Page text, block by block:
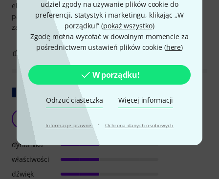
udziel zgody na używanie plików cookie do
preferencji, statystyk i marketingu, klikając „W
porządku!” (pokaż wszystko)
Zgodę można wycofać w dowolnym momencie za
pośrednictwem ustawień plików cookie (here)
W porządku!
Odrzuć ciasteczka Więcej informacji
Informacje prawne · Ochrona danych osobowych
elegancko i wysokiej jakości. Gram na tym rogu od
października i jestem bardzo zadowolony. Gorąco polecam
za tę cenę.
0 ZGŁOŚ NADUŻYCIE
Pokaż oryginał
bardzo piękny instrument, ale!
gillson.. 21.01.2020
dynamika
właściwości
dźwięk